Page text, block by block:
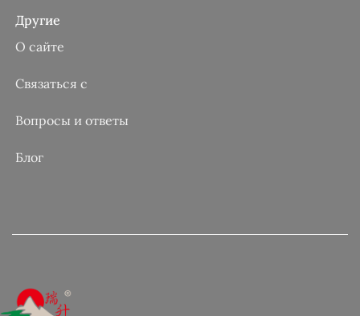
Другие
О сайте
Связаться с
Вопросы и ответы
Блог